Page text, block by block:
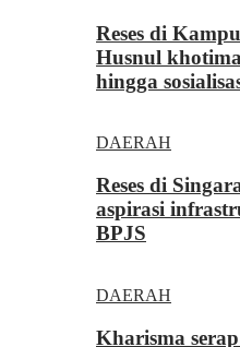
Reses di
Husnul
hingga
DAERAH
Reses di
aspirasi
BPJS
DAERAH
Kharisma